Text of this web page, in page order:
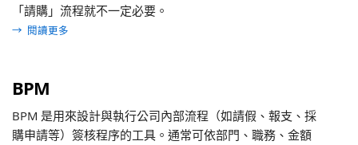
「請購」流程就不一定必要。
→ 閱讀更多
BPM
BPM 是用來設計與執行公司內部流程（如請假、報支、採
購申請等）簽核程序的工具。通常可依部門、職務、金額